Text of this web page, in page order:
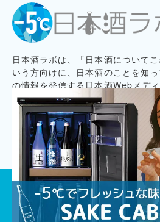
日本酒ラボは、「日本酒について
いう方向けに、日本酒のことを知
の情報を発信する日本酒Webメディ
プライバシーポリシー
記事コン
お問い合わせ
会社概要
© 2020Cajiya,Inc.All